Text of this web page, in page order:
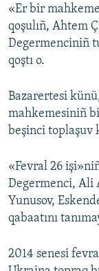
RFE/RS bütün
«Er bir
qoşulıñ, Ahtem
Degermenciniñ
qoştı o.
Bazarertesi
mahkemesiniñ
beşinci toplaşuv
«Fevral 26
Degermenci, Ali
Yunusov,
qabaatını
2014 senesi